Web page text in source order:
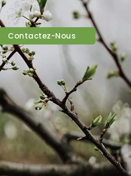
Contactez-Nous